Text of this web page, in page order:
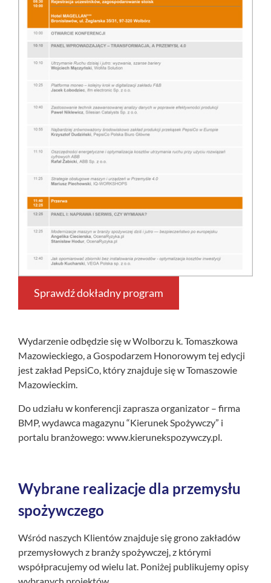
Sprawdź dokładny program
Wydarzenie odbędzie się w Wolborzu k. Tomaszkowa
Mazowieckiego, a Gospodarzem Honorowym tej edycji
jest zakład PepsiCo, który znajduje się w Tomaszowie
Mazowieckim.
Do udziału w konferencji zaprasza organizator – firma
BMP, wydawca magazynu “Kierunek Spożywczy” i
portalu branżowego: www.kierunekspozywczy.pl.
Wybrane realizacje dla przemysłu
spożywczego
Wśród naszych Klientów znajduje się grono zakładów
przemysłowych z branży spożywczej, z którymi
współpracujemy od wielu lat. Poniżej publikujemy opisy